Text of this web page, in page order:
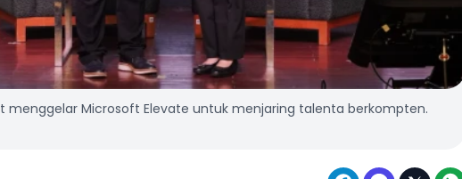
menggelar Microsoft Elevate untuk menjaring talenta berkompten.